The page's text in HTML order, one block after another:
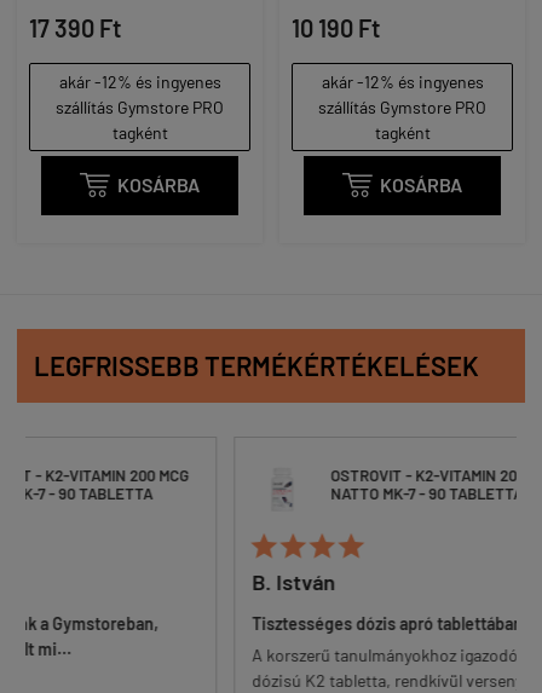
17 390 Ft
akár -12% és ingyenes
szállítás Gymstore PRO
tagként
 KOSÁRBA
10 190 Ft
akár -12% és ingyenes
szállítás Gymstore PRO
tagként
 KOSÁRBA
LEGFRISSEBB TERMÉKÉRTÉKELÉSEK
MCG
OSTROVIT - K2-VITAMIN 200 MCG
NATTO MK-7 - 90 TABLETTA
Tisztességes dózis apró tablettában
A korszerű tanulmányokhoz igazodó
dózisú K2 tabletta, rendkívül versenyképes
Nem